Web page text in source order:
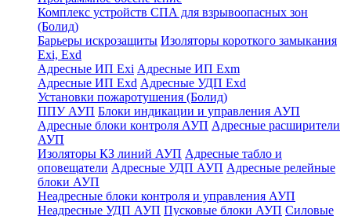
Комплекс устройств СПА для взрывоопасных зон
(Болид)
Барьеры искрозащиты Изоляторы короткого замыкания
Exi, Exd
Адресные ИП Exi Адресные ИП Exm
Адресные ИП Exd Адресные УДП Exd
Установки пожаротушения (Болид)
ППУ АУП Блоки индикации и управления АУП
Адресные блоки контроля АУП Адресные расширители
АУП
Изоляторы КЗ линий АУП Адресные табло и
оповещатели Адресные УДП АУП Адресные релейные
блоки АУП
Неадресные блоки контроля и управления АУП
Неадресные УДП АУП Пусковые блоки АУП Силовые